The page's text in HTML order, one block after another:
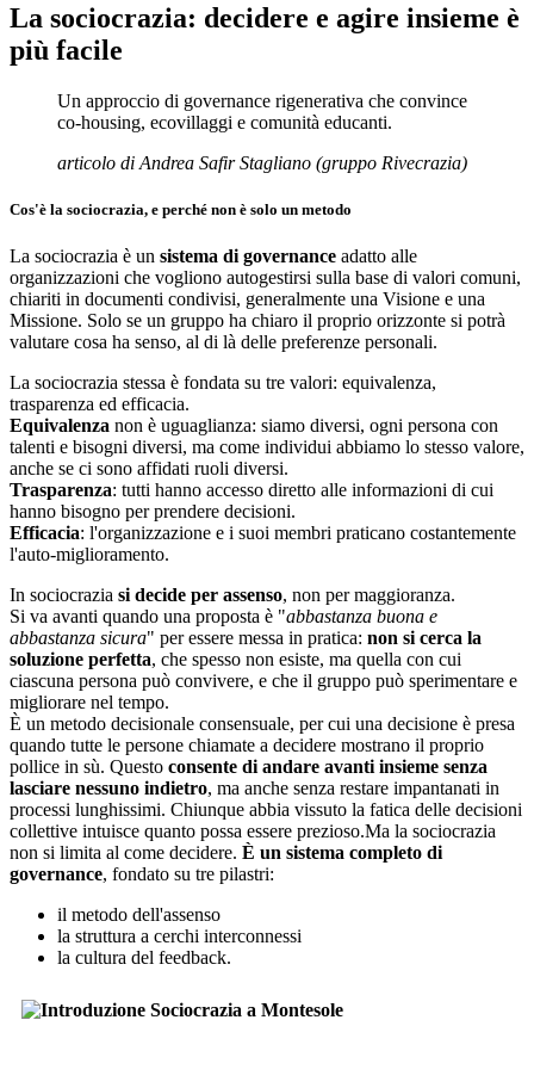
La sociocrazia: decidere e agire insieme è
più facile
Un approccio di governance rigenerativa che convince
co-housing, ecovillaggi e comunità educanti.
articolo di Andrea Safir Stagliano (gruppo Rivecrazia)
Cos'è la sociocrazia, e perché non è solo un metodo
La sociocrazia è un sistema di governance adatto alle
organizzazioni che vogliono autogestirsi sulla base di valori comuni,
chiariti in documenti condivisi, generalmente una Visione e una
Missione. Solo se un gruppo ha chiaro il proprio orizzonte si potrà
valutare cosa ha senso, al di là delle preferenze personali.
La sociocrazia stessa è fondata su tre valori: equivalenza,
trasparenza ed efficacia.
Equivalenza non è uguaglianza: siamo diversi, ogni persona con
talenti e bisogni diversi, ma come individui abbiamo lo stesso valore,
anche se ci sono affidati ruoli diversi.
Trasparenza: tutti hanno accesso diretto alle informazioni di cui
hanno bisogno per prendere decisioni.
Efficacia: l'organizzazione e i suoi membri praticano costantemente
l'auto-miglioramento.
In sociocrazia si decide per assenso, non per maggioranza.
Si va avanti quando una proposta è "abbastanza buona e
abbastanza sicura" per essere messa in pratica: non si cerca la
soluzione perfetta, che spesso non esiste, ma quella con cui
ciascuna persona può convivere, e che il gruppo può sperimentare e
migliorare nel tempo.
È un metodo decisionale consensuale, per cui una decisione è presa
quando tutte le persone chiamate a decidere mostrano il proprio
pollice in sù. Questo consente di andare avanti insieme senza
lasciare nessuno indietro, ma anche senza restare impantanati in
processi lunghissimi. Chiunque abbia vissuto la fatica delle decisioni
collettive intuisce quanto possa essere prezioso.Ma la sociocrazia
non si limita al come decidere. È un sistema completo di
governance, fondato su tre pilastri:
il metodo dell'assenso
la struttura a cerchi interconnessi
la cultura del feedback.